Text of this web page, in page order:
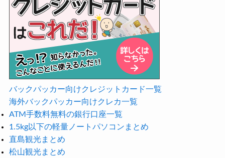
バックパッカー向けクレジットカード一覧
海外バックパッカー向けクレカ一覧
ATM手数料無料の銀行口座一覧
1.5kg以下の軽量ノートパソコンまとめ
直島観光まとめ
松山観光まとめ